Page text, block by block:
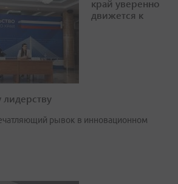
край уверенно
движется к
лидерству
рывок в инновационном